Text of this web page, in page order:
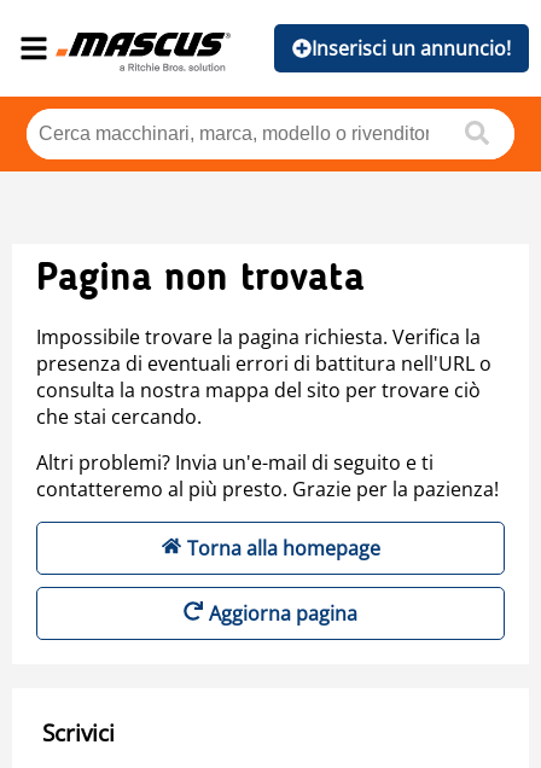
Inserisci un annuncio!
Pagina non trovata
Impossibile trovare la pagina richiesta. Verifica la
presenza di eventuali errori di battitura nell'URL o
consulta la nostra mappa del sito per trovare ciò
che stai cercando.
Altri problemi? Invia un'e-mail di seguito e ti
contatteremo al più presto. Grazie per la pazienza!
Torna alla homepage
Aggiorna pagina
Scrivici